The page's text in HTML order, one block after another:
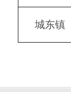
城东镇